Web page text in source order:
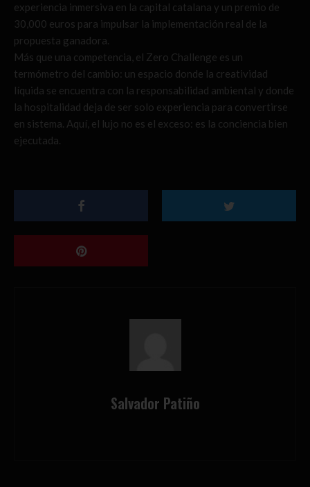
experiencia inmersiva en la capital catalana y un premio de
30,000 euros para impulsar la implementación real de la
propuesta ganadora.
Más que una competencia, el Zero Challenge es un
termómetro del cambio: un espacio donde la creatividad
líquida se encuentra con la responsabilidad ambiental y donde
la hospitalidad deja de ser solo experiencia para convertirse
en sistema. Aquí, el lujo no es el exceso: es la conciencia bien
ejecutada.
Salvador Patiño